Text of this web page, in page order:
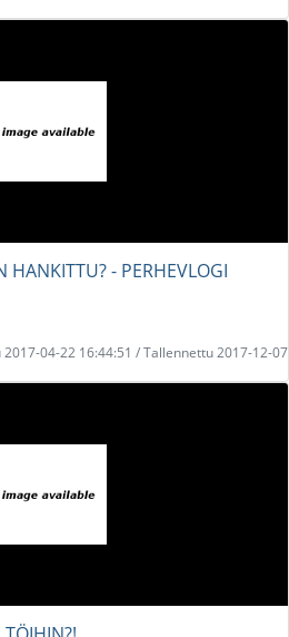
HANKITTU? - PERHEVLOGI
2017-04-22 16:44:51 / Tallennettu 2017-12-07